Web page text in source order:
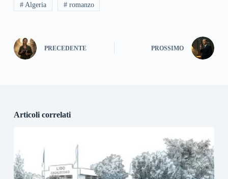
# Algeria # romanzo
PRECEDENTE PROSSIMO
Articoli correlati